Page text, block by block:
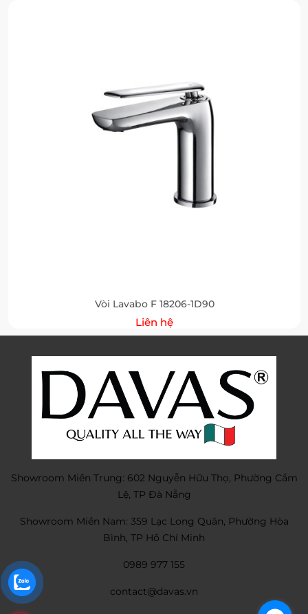
Vòi Lavabo F 18206-1D90
Liên hệ
Showroom Miền Trung: 602 Nguyễn Hữu Thọ, Phường Cẩm
Lệ, TP Đà Nẵng
Showroom Miền Nam: 359 Lạc Long Quân, Phường Hòa
Bình, TP Hồ Chí Minh
0989 977 155
contact@davas.vn